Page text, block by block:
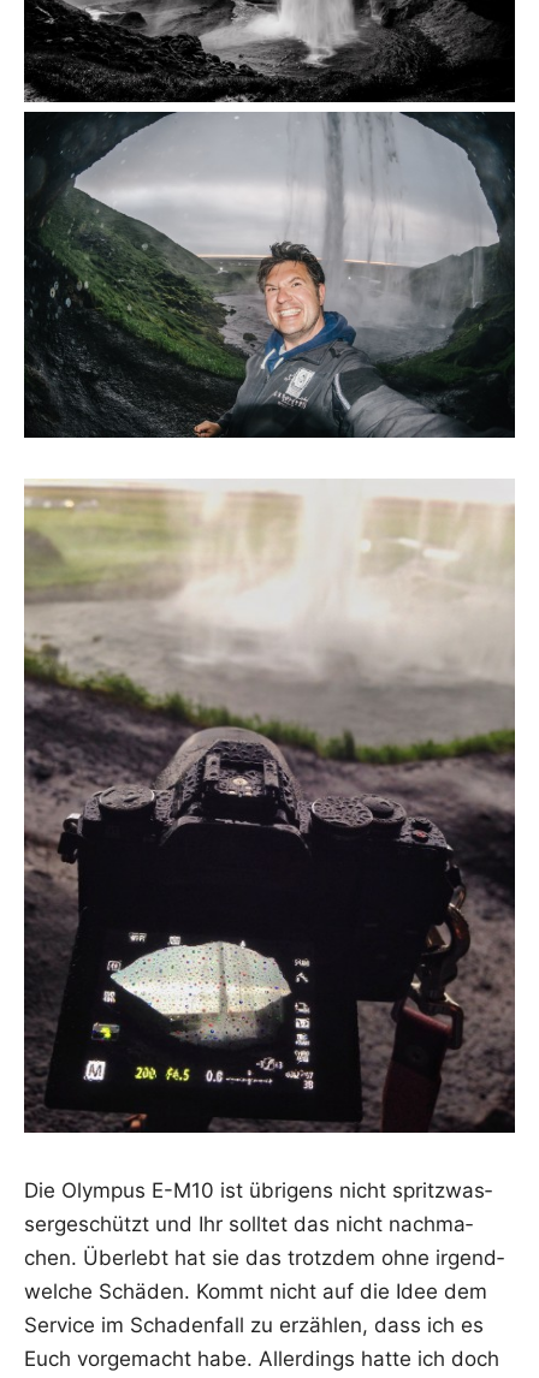
Die Olym­pus E-M10 ist übri­gens nicht spritz­was­
ser­ge­schützt und Ihr soll­tet das nicht nach­ma­
chen. Über­lebt hat sie das trotz­dem ohne irgend­
wel­che Schä­den. Kommt nicht auf die Idee dem
Ser­vice im Scha­den­fall zu erzäh­len, dass ich es
Euch vor­ge­macht habe. Aller­dings hat­te ich doch